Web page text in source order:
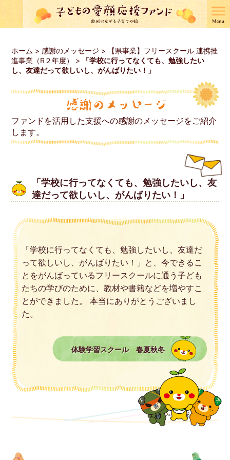
ホーム >感謝のメッセージ >
【県事業】フリースクール 連携推
進事業（R２年度）
>
「学校に行ってなくても、勉強したい
し、友達だって欲しいし、がんばりたい！」
ファンドを活用した支援への感謝のメッセージをご紹介
します。
「学校に行ってなくても、勉強したいし、友
達だって欲しいし、がんばりたい！」
「学校に行ってなくても、勉強したいし、友達だ
って欲しいし、がんばりたい！」と、今できるこ
とをがんばっているフリースクールに通う子ども
たちの学びのために、教材や書籍などを増やすこ
とができました。 本当にありがとうございまし
た。
体験学習スクール 春夏秋冬